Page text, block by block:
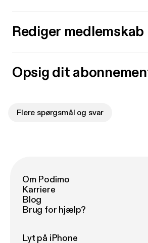
Rediger medlemskab
Opsig dit
Flere spørgsmål og svar
Om Podimo
Karriere
Blog
Brug for hjælp?
Lyt på iPhone